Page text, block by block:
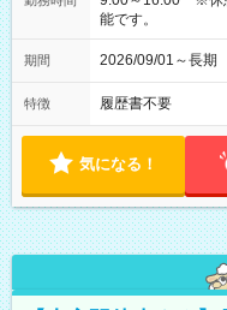
能です。
期間 2026/09/01～長
特徴 履歴書不要
気になる！